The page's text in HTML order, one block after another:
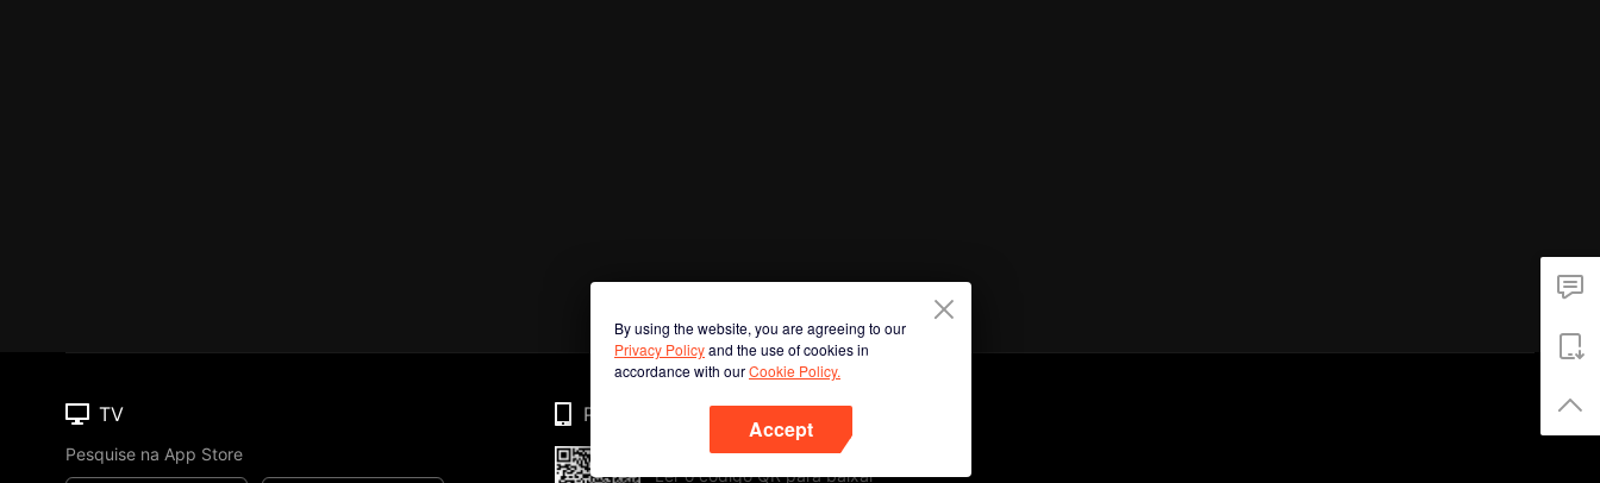
By using the website, you are agreeing to our
Privacy Policyand the use of cookies in
accordance with ourCookie Policy.
Accept
TV
Pesquise na App Store
Phone
Ler o código QR para baixar